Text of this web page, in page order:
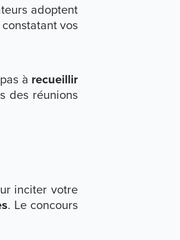
adoptent
constatant vos
à recueillir
des réunions
inciter votre
. Le concours